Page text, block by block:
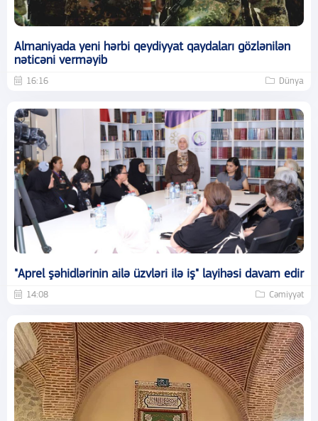
Almaniyada yeni hərbi qeydiyyat qaydaları gözlənilən
nəticəni verməyib
16:16 Dünya
"Aprel şəhidlərinin ailə üzvləri ilə iş" layihəsi davam edir
14:08 Cəmiyyət